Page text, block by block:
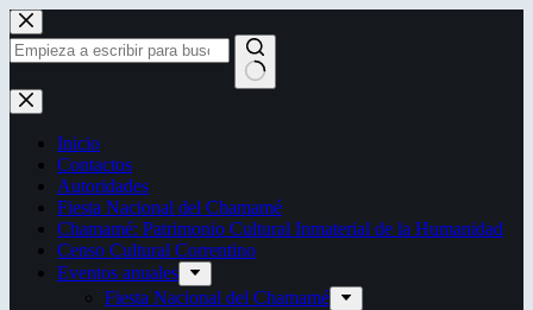
Saltar
al
contenido
Sin
resultados
Inicio
Contactos
Autoridades
Fiesta Nacional del Chamamé
Chamamé: Patrimonio Cultural Inmaterial de la Humanidad
Censo Cultural Correntino
Eventos anuales
Fiesta Nacional del Chamamé